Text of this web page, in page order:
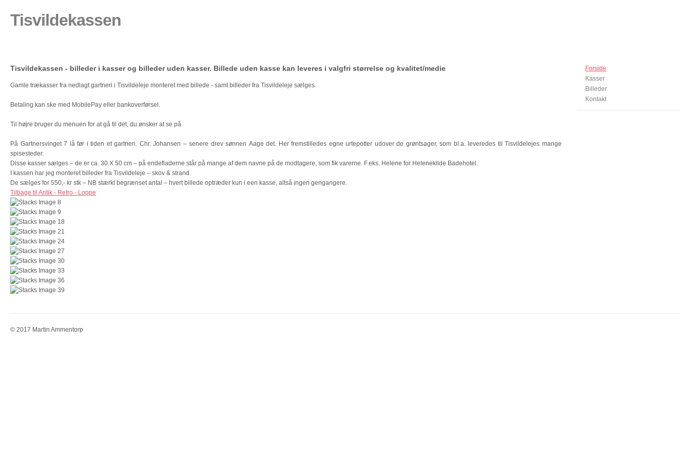
Tisvildekassen
Forside
Kasser
Billeder
Kontakt
Tisvildekassen - billeder i kasser og billeder uden kasser. Billede uden kasse kan leveres i valgfri størrelse og kvalitet/medie
Gamle trækasser fra nedlagt gartneri i Tisvildeleje monteret med billede - samt billeder fra Tisvildeleje sælges.
Betaling kan ske med MobilePay eller bankoverførsel.
Til højre bruger du menuen for at gå til det, du ønsker at se på.
På Gartnersvinget 7 lå før i tiden et gartneri. Chr. Johansen – senere drev sønnen Aage det. Her fremstilledes egne urtepotter udover de grøntsager, som bl.a. leveredes til Tisvildelejes mange
spisesteder.
Disse kasser sælges – de er ca. 30 X 50 cm – på endefladerne står på mange af dem navne på de modtagere, som fik varerne. F.eks. Helene for Helenekilde Badehotel.
I kassen har jeg monteret billeder fra Tisvildeleje – skov & strand.
De sælges for 550,- kr stk – NB stærkt begrænset antal – hvert billede optræder kun i een kasse, altså ingen gengangere.
Tilbage til Antik - Retro - Loppe
© 2017 Martin Ammentorp